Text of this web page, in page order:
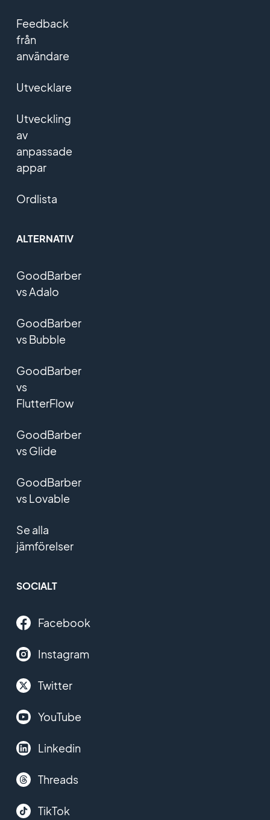
Feedback
från
användare
Utvecklare
Utveckling
av
anpassade
appar
Ordlista
ALTERNATIV
GoodBarber
vs Adalo
GoodBarber
vs Bubble
GoodBarber
vs
FlutterFlow
GoodBarber
vs Glide
GoodBarber
vs Lovable
Se alla
jämförelser
SOCIALT
Facebook
Instagram
Twitter
YouTube
Linkedin
Threads
TikTok